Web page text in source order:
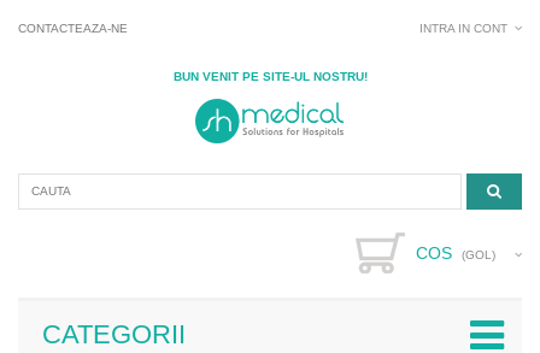
CONTACTEAZA-NE INTRA IN CONT
BUN VENIT PE SITE-UL NOSTRU!
COS (GOL)
CATEGORII